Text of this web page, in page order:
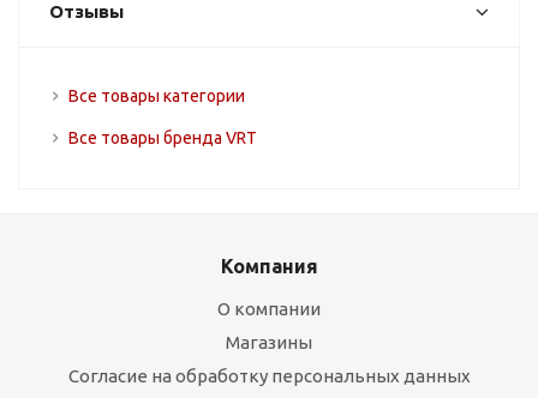
Отзывы
Все товары категории
Все товары бренда VRT
Компания
О компании
Магазины
Согласие на обработку персональных данных